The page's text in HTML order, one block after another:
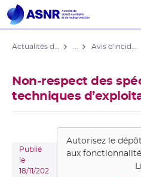
Non-respect des
techniques
Publié
le
18/11/202
Autorisez le
aux